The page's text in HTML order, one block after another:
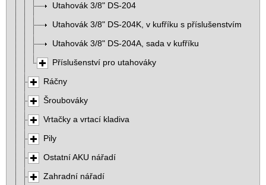
Utahovák 3/8" DS-204
Utahovák 3/8" DS-204K, v kufříku s příslušenstvím
Utahovák 3/8" DS-204A, sada v kufříku
Příslušenství pro utahováky
Ráčny
Šroubováky
Vrtačky a vrtací kladiva
Pily
Ostatní AKU nářadí
Zahradní nářadí